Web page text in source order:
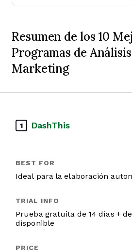
Resumen de los 10
Programas de
Marketing
1 DashThis
Ideal para la elaboración
Prueba gratuita de 14 días +
disponible